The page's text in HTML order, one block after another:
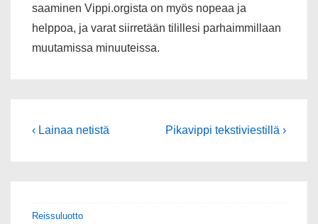
saaminen Vippi.orgista on myös nopeaa ja
helppoa, ja varat siirretään tilillesi parhaimmillaan
muutamissa minuuteissa.
Artikkelien
Edellinen
‹ Lainaa netistä
Seuraava
Pikavippi tekstiviestillä ›
Reissuluotto